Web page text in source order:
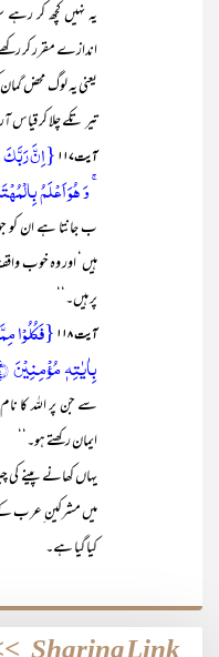
یہ نہیں کچھ کر
اندازے مقرر کر رکھے
یعنی یہ لوگ محض
تیر تکے چلا کر قیاس
آیت۱۱۷
{اِنَّ
وَ ہُوَ اَعۡلَمُ
ب جانتا ہے ان کو
ہیں‘ اور وہ خوب
پر ہیں۔‘‘
آیت ۱۱۸
{فَکُلُوۡا
بِاٰیٰتِہٖ مُؤۡمِنِیۡنَ ﴿۱۱۸﴾}
سے جن پر اللہ کا
ایمان رکھتے ہو۔‘‘
یہاں کھانے پینے
میں مشرکین ِعرب کے
کیا گیا ہے۔